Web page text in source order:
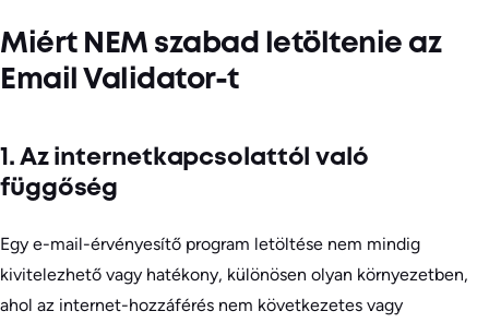
Miért NEM szabad letöltenie az
Email Validator-t
1. Az internetkapcsolattól való
függőség
Egy e-mail-érvényesítő program letöltése nem mindig
kivitelezhető vagy hatékony, különösen olyan környezetben,
ahol az internet-hozzáférés nem következetes vagy